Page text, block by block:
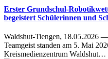
Erster Grundschul-
begeistert Schülerinnen und
Waldshut-Tiengen, 18.05.2026
Teamgeist standen am 5. Mai
Kreismedienzentrum Waldshut…